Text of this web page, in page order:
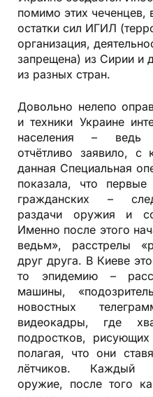
помимо этих чеченцев,
остатки сил ИГИЛ
организация,
запрещена) из Сирии и
из разных стран.
Довольно нелепо
и техники Украине
населения – ведь
отчётливо заявило, с
данная Специальная
показала, что
гражданских –
раздачи оружия и
Именно после этого
ведьм», расстрелы
друг друга. В Киеве
то эпидемию –
машины,
новостных
видеокадры, где
подростков,
полагая, что они
лётчиков. Каждый
оружие, после того